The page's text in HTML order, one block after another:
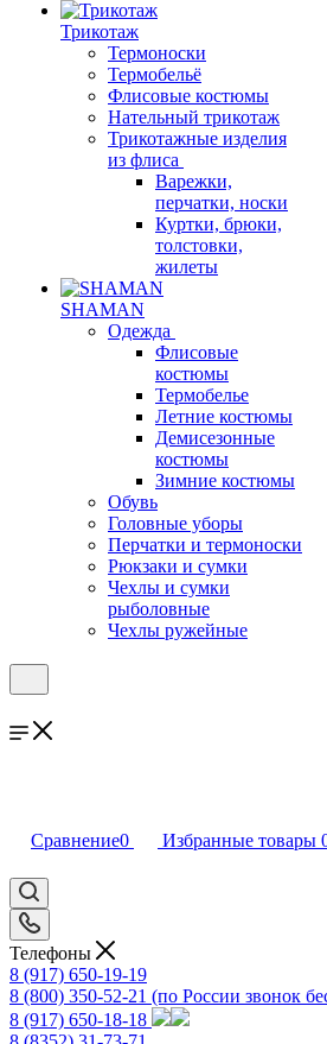
Трикотаж
Термоноски
Термобельё
Флисовые костюмы
Нательный трикотаж
Трикотажные изделия
из флиса
Варежки,
перчатки, носки
Куртки, брюки,
толстовки,
жилеты
SHAMAN
Одежда
Флисовые
костюмы
Термобелье
Летние костюмы
Демисезонные
костюмы
Зимние костюмы
Обувь
Головные уборы
Перчатки и термоноски
Рюкзаки и сумки
Чехлы и сумки
рыболовные
Чехлы ружейные
Сравнение0 Избранные товары
Телефоны
8 (917) 650-19-19
8 (800) 350-52-21 (по России звонок
8 (917) 650-18-18